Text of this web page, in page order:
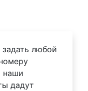
любой
наши
дадут